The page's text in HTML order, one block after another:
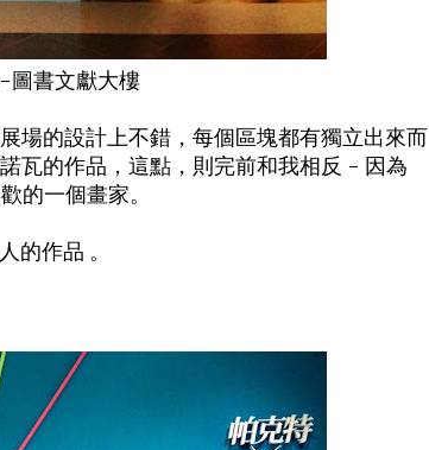
圖書文獻大樓
場的設計上不錯，每個區塊都有獨立出來而
瓦的作品，這點，則完前和我相反 - 因為
的一個畫家。
作品 。